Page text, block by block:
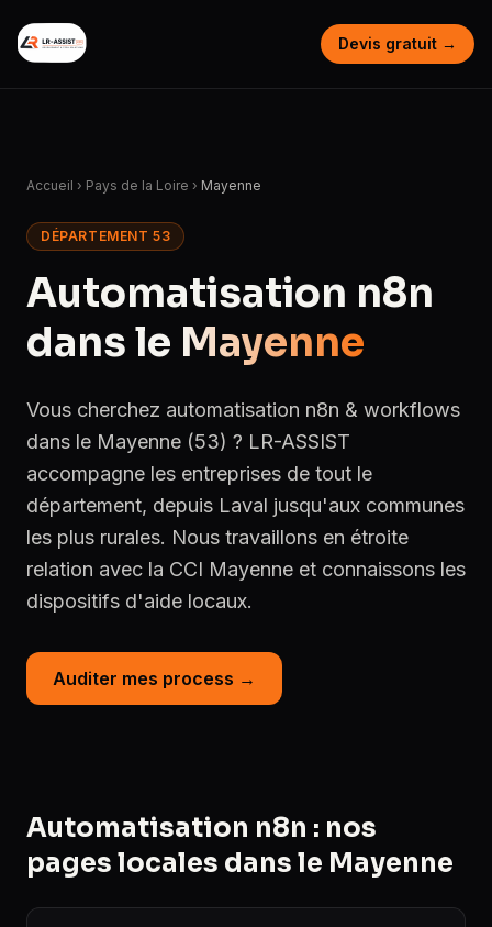
Devis gratuit →
Accueil › Pays de la Loire › Mayenne
DÉPARTEMENT 53
Automatisation n8n
dans le Mayenne
Vous cherchez automatisation n8n & workflows
dans le Mayenne (53) ? LR-ASSIST
accompagne les entreprises de tout le
département, depuis Laval jusqu'aux communes
les plus rurales. Nous travaillons en étroite
relation avec la CCI Mayenne et connaissons les
dispositifs d'aide locaux.
Auditer mes process →
Automatisation n8n : nos
pages locales dans le Mayenne